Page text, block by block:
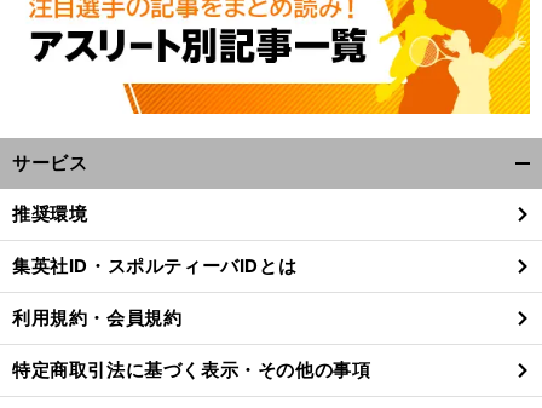
サービス
閉
る
推奨環境
集英社ID・スポルティーバIDとは
利用規約・会員規約
特定商取引法に基づく表示・その他の事項